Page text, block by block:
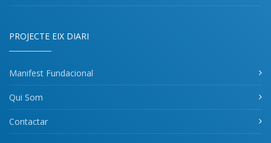
PROJECTE EIX DIARI
Manifest Fundacional
Qui Som
Contactar